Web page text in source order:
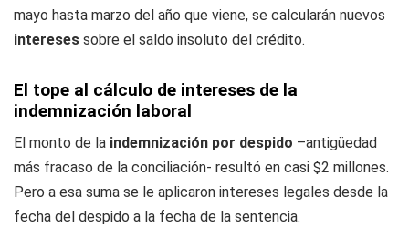
mayo hasta marzo del año que viene, se calcularán nuevos
intereses sobre el saldo insoluto del crédito.
El tope al cálculo de intereses de la
indemnización laboral
El monto de la indemnización por despido –antigüedad
más fracaso de la conciliación- resultó en casi $2 millones.
Pero a esa suma se le aplicaron intereses legales desde la
fecha del despido a la fecha de la sentencia.